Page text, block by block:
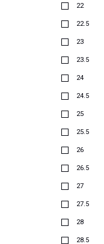
22
22.5
23
23.5
24
24.5
25
25.5
26
26.5
27
27.5
28
28.5